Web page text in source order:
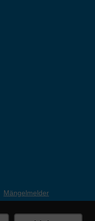
Mängelmelder